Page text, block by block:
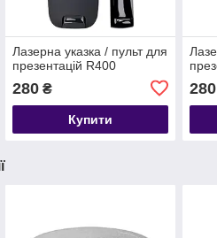
Лазерна указка / пульт для
презентацій R400
280₴
Купити
280